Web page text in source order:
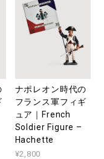
ナポレオン時代の
フランス軍フィギ
ュア｜French
Soldier Figure –
Hachette
¥2,800